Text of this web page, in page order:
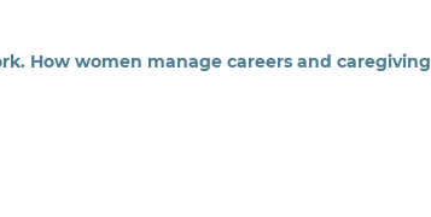
How women manage careers and caregiving